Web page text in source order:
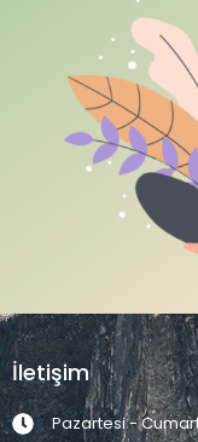
İletişim
Pazartesi -